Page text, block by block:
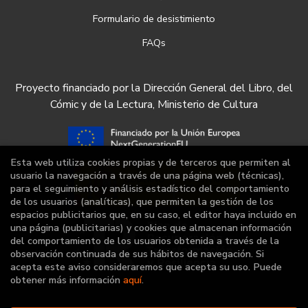
Formulario de desistimiento
FAQs
Proyecto financiado por la Dirección General del Libro, del
Cómic y de la Lectura, Ministerio de Cultura
Esta web utiliza cookies propias y de terceros que permiten al
usuario la navegación a través de una página web (técnicas),
para el seguimiento y análisis estadístico del comportamiento
de los usuarios (analíticas), que permiten la gestión de los
espacios publicitarios que, en su caso, el editor haya incluido en
una página (publicitarias) y cookies que almacenan información
del comportamiento de los usuarios obtenida a través de la
observación continuada de sus hábitos de navegación. Si
acepta este aviso consideraremos que acepta su uso. Puede
obtener más información aquí.